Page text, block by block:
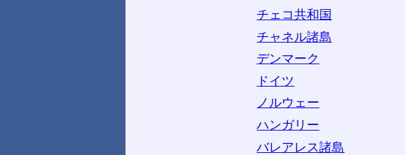
チェコ共和国
チャネル諸島
デンマーク
ドイツ
ノルウェー
ハンガリー
バレアレス諸島